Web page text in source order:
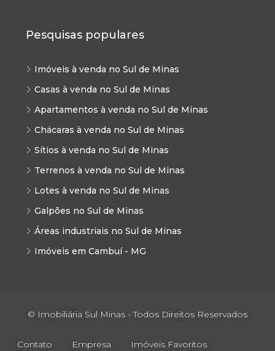
Pesquisas populares
Imóveis à venda no Sul de Minas
Casas à venda no Sul de Minas
Apartamentos à venda no Sul de Minas
Chácaras à venda no Sul de Minas
Sítios à venda no Sul de Minas
Terrenos à venda no Sul de Minas
Lotes à venda no Sul de Minas
Galpões no Sul de Minas
Áreas industriais no Sul de Minas
Imóveis em Cambuí - MG
© Imobiliária Sul Minas - Todos Direitos Reservados
Contato Empresa Imóveis Favoritos